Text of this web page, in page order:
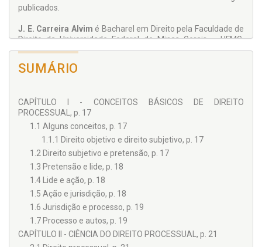
publicados.
J. E. Carreira Alvim é Bacharel em Direito pela Faculdade de
Direito da Universidade Federal de Minas Gerais – UFMG,
tendo-se doutorado pela mesma Universidade, com a tese
"Direito Arbitral Interno Brasileiro". Iniciou no magistério
como orientador forense do Departamento de Assistência
Professor de Direito Processual Civil e Prática Forense
Supervisionada na Faculdade de Direito do Centro de Ensino
Unificado de Brasília – CEUB e Professor de Direito Romano,
Direito Civil, Direito Processual Civil e Teoria Geral do
Processo, na Pontifícia Universidade Católica do Rio de
Janeiro – PUC/RJ. No campo profissional, foi aprovado nos
concursos públicos de Juiz do Estado de Minas Gerais e Juiz
do Trabalho, bem assim para procurador da República, cargo
que veio a assumir, atuando perante o extinto Tribunal
Federal de Recursos em Brasília/DF – até ingressar na
magistratura federal, assumindo a titularidade da 19ª Vara
Federal no Rio de Janeiro. Em 1993, foi promovido a
Desembargador Federal do Tribunal Regional Federal da 2ª
Região, com sede no Rio de Janeiro. Na qualidade de jurista,
SUMÁRIO
CAPÍTULO I - CONCEITOS BÁSICOS DE DIREITO
PROCESSUAL, p. 17
1.1 Alguns conceitos, p. 17
1.1.1 Direito objetivo e direito subjetivo, p. 17
1.2 Direito subjetivo e pretensão, p. 17
1.3 Pretensão e lide, p. 18
1.4 Lide e ação, p. 18
1.5 Ação e jurisdição, p. 18
1.6 Jurisdição e processo, p. 19
1.7 Processo e autos, p. 19
CAPÍTULO II - CIÊNCIA DO DIREITO PROCESSUAL, p. 21